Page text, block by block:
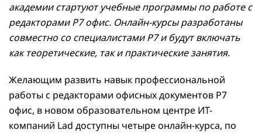
академии стартуют учебные программы по работе с
редакторами Р7 офис. Онлайн-курсы разработаны
совместно со специалистами Р7 и будут включать
как теоретические, так и практические занятия.
Желающим развить навык профессиональной
работы с редакторами офисных документов Р7
офис, в новом образовательном центре ИТ-
компаний Lad доступны четыре онлайн-курса, по